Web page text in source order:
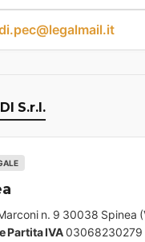
S.r.l.
n. 9 30038 Spinea
Partita IVA03068230279